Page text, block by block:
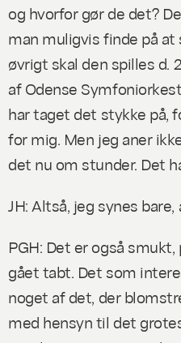
og hvorfor gør de det?
man muligvis finde på
øvrigt skal den spilles d.
af Odense
har taget det stykke på,
for mig. Men jeg aner
det nu om stunder. Det
JH: Altså, jeg synes
PGH: Det er også
gået tabt. Det som
noget afdet, der
med hensyn til det